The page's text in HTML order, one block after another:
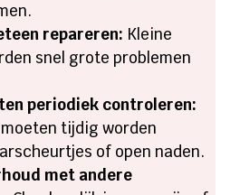
repareren: Kleine
snel grote problemen
periodiek controleren:
tijdig worden
of open naden.
met andere